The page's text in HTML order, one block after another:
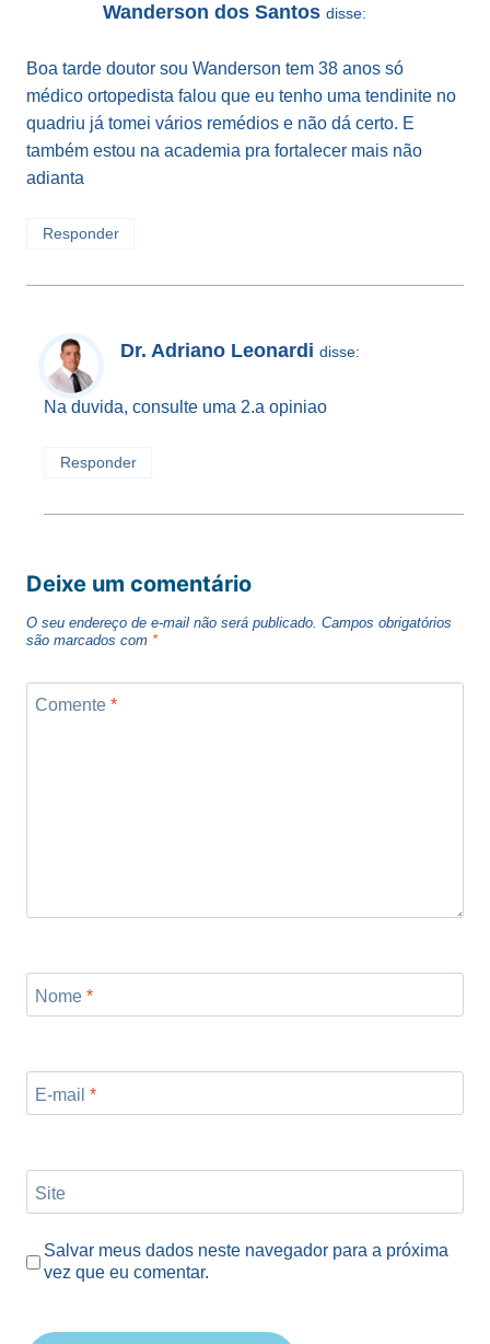
Wanderson dos Santos disse:
Boa tarde doutor sou Wanderson tem 38 anos só
médico ortopedista falou que eu tenho uma tendinite no
quadriu já tomei vários remédios e não dá certo. E
também estou na academia pra fortalecer mais não
adianta
Responder
Dr. Adriano Leonardi disse:
Na duvida, consulte uma 2.a opiniao
Responder
Deixe um comentário
O seu endereço de e-mail não será publicado. Campos obrigatórios
são marcados com *
Comente *
Nome *
E-mail *
Site
Salvar meus dados neste navegador para a próxima
vez que eu comentar.